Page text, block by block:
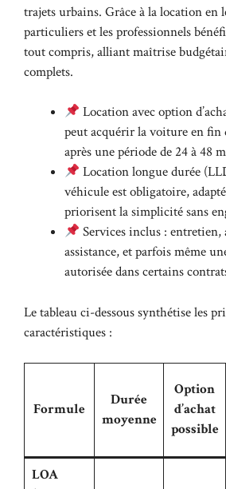
trajets urbains. Grâce à lalocation en
particuliers et les professionnels
tout compris, alliant maîtrise
complets.
Location avec option
peut acquérir la voiture en fin
après une période de 24 à 48
Location longue durée
véhicule est obligatoire,
priorisent la simplicité sans
Services inclus : entretien,
assistance, et parfois même
autorisée dans certains
Le tableau ci-dessous synthétise les
caractéristiques :
Formule
Durée
moyenne
Option
d’achat
possible
LOA